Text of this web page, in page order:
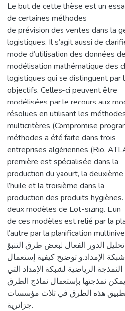
Le but de cette thèse est un
de certaines méthodes
de prévision des ventes dans la
logistiques. Il s’agit aussi de
mode d’utilisation des données
modélisation mathématique des
logistiques qui se distinguent par
objectifs. Celles-ci peuvent être
modélisées par le recours aux
résolues en utilisant les méthodes
multicritères (Compromise
méthodes a été faite dans trois
entreprises algériennes (Rio,
première est spécialisée dans la
production du yaourt, la
l’huile et la troisième dans la
production des produits
deux modèles de Lot-sizing. L’un
de ces modèles est relié par la
l’autre par la planification
الدور الفعال لبعض طرق التنبؤ
الإمداد.و توضيح كيفية إستعمال
الرياضية لشبكة الإمداد التي
يمكن نمذجتها بإستعمال نماذج الطرق
تطبيق هذه الطرق في ثلاث مؤسسات
جزائرية.